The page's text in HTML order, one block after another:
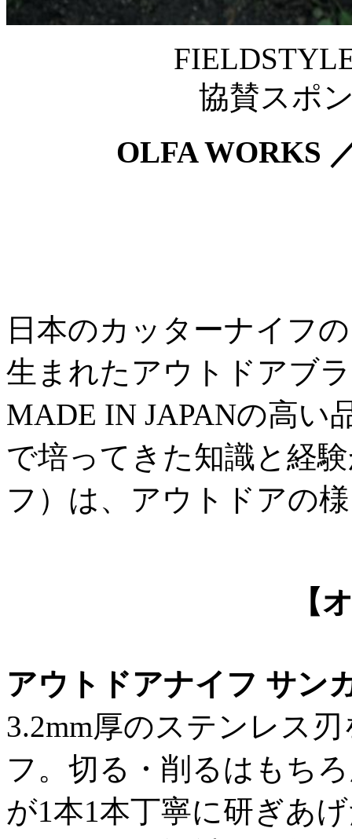
協賛スポ
OLFA WORKS
日本のカッターナイフ
生まれたアウトドアブ
MADE IN JAPANの高い
で培ってきた知識と経
フ）は、アウトドアの
【
アウトドアナイフ サン
3.2mm厚のステンレス
フ。切る・削るはもち
が1本1本丁寧に研ぎあ